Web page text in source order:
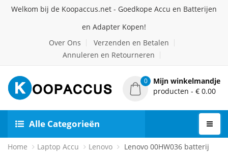
Welkom bij de Koopaccus.net - Goedkope Accu en Batterijen
en Adapter Kopen!
Over Ons
Verzenden en Betalen
Annuleren en Retourneren
0
Mijn winkelmandje
producten - € 0.00
Alle Categorieën
Home Laptop Accu Lenovo Lenovo 00HW036 batterij